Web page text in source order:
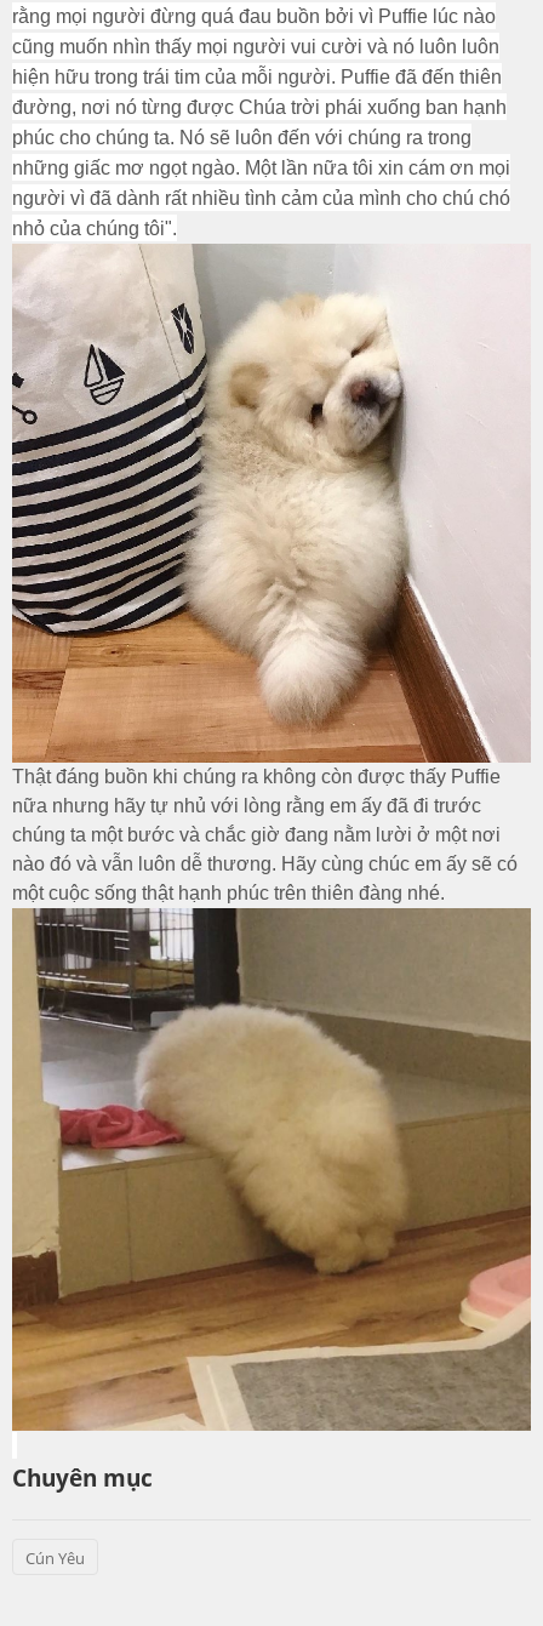
rằng mọi người đừng quá đau buồn bởi vì Puffie lúc nào
cũng muốn nhìn thấy mọi người vui cười và nó luôn luôn
hiện hữu trong trái tim của mỗi người. Puffie đã đến thiên
đường, nơi nó từng được Chúa trời phái xuống ban hạnh
phúc cho chúng ta. Nó sẽ luôn đến với chúng ra trong
những giấc mơ ngọt ngào. Một lần nữa tôi xin cám ơn mọi
người vì đã dành rất nhiều tình cảm của mình cho chú chó
nhỏ của chúng tôi".
Thật đáng buồn khi chúng ra không còn được thấy Puffie
nữa nhưng hãy tự nhủ với lòng rằng em ấy đã đi trước
chúng ta một bước và chắc giờ đang nằm lười ở một nơi
nào đó và vẫn luôn dễ thương. Hãy cùng chúc em ấy sẽ có
một cuộc sống thật hạnh phúc trên thiên đàng nhé.
Chuyên mục
Cún Yêu